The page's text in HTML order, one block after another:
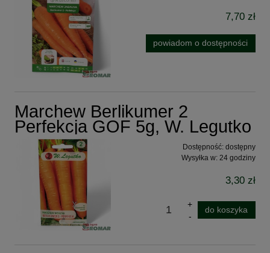
7,70 zł
powiadom o dostępności
Marchew Berlikumer 2
Perfekcja GOF 5g, W. Legutko
Dostępność: dostępny
Wysyłka w: 24 godziny
3,30 zł
do koszyka